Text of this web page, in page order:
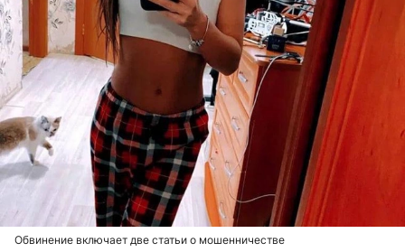
Обвинение включает две статьи о мошенничестве